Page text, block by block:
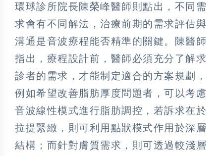
環球診所院長陳榮峰醫師則點出，不同需
求會有不同解法，治療前期的需求評估與
溝通是音波療程能否精準的關鍵。陳醫師
指出，療程設計前，醫師必須充分了解求
診者的需求，才能制定適合的方案規劃，
例如希望改善脂肪厚度問題者，可以考慮
音波線性模式進行脂肪調控，若訴求在於
拉提緊緻，則可利用點狀模式作用於深層
結構；而針對膚質需求，則可透過較淺層